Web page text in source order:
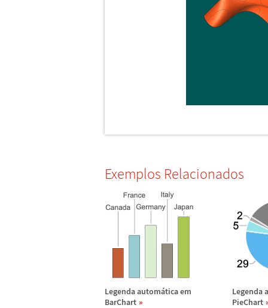
Exemplos Relacionados
Legenda automática em
BarChart
Legenda
PieChart